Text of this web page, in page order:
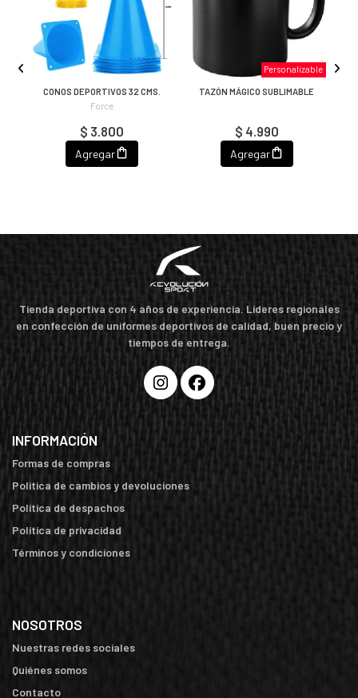
CONOS DEPORTIVOS 32 CMS.
Force
$ 3.800
Agregar
Personalizable
TAZÓN MÁGICO SUBLIMABLE
$ 4.990
Agregar
Tienda deportiva con 4 años de experiencia. Líderes regionales
en confección de uniformes deportivos de calidad, buen precio y
tiempos de entrega.
INFORMACIÓN
Formas de compras
Política de cambios y devoluciones
Política de despachos
Política de privacidad
Términos y condiciones
NOSOTROS
Nuestras redes sociales
Quiénes somos
Contacto